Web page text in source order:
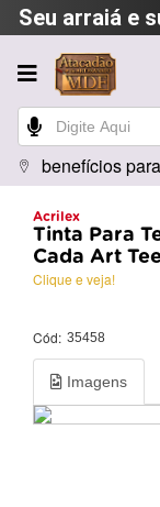
Seu arraiá e
benefícios
Acrilex
Tinta Para
Cada Art
Clique e veja!
Cód: 35458
Imagens